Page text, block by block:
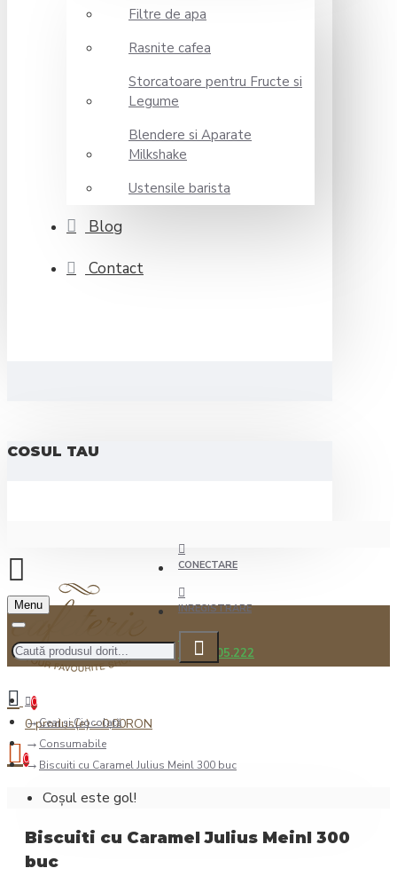
Filtre de apa
Rasnite cafea
Storcatoare pentru Fructe si
Legume
Blendere si Aparate
Milkshake
Ustensile barista
Blog
Contact
COSUL TAU
CONECTARE
INREGISTRARE
0722.505.222
Menu
0
0 produs(e) - 0,00RON
0
Coșul este gol!
Ceai şi Ciocolată
Consumabile
Biscuiti cu Caramel Julius Meinl 300 buc
Biscuiti cu Caramel Julius Meinl 300
buc